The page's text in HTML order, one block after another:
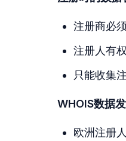
注册商必
注册人有
只能收集
WHOIS数据
欧洲注册